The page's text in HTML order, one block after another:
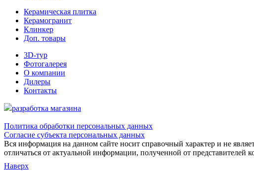
Керамическая плитка
Керамогранит
Клинкер
Доп. товары
3D-тур
Фотогалерея
О компании
Дилеры
Контакты
разработка магазина
Политика обработки персональных данных
Согласие субъекта персональных данных
Вся информация на данном сайте носит справочный характер и не
отличаться от актуальной информации, полученной от
Наверх